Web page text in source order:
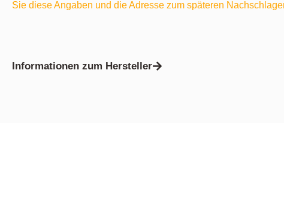
Sie diese Angaben und die Adresse zum späteren
Informationen zum Hersteller